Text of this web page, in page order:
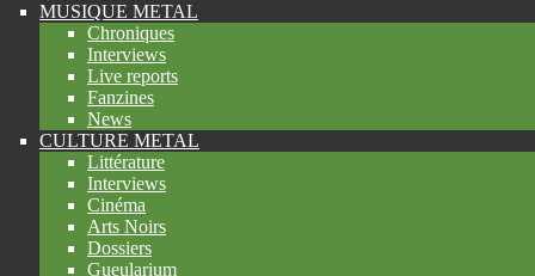
MUSIQUE METAL
Chroniques
Interviews
Live reports
Fanzines
News
CULTURE METAL
Littérature
Interviews
Cinéma
Arts Noirs
Dossiers
Gueularium